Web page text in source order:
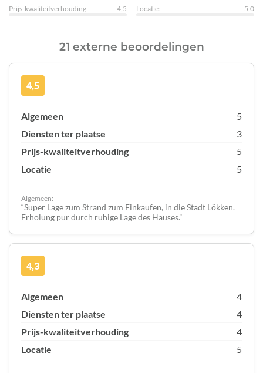
Prijs-kwaliteitverhouding:
4,5 Locatie: 5,0
21 externe beoordelingen
4,5
Algemeen
5
Diensten ter plaatse
3
Prijs-kwaliteitverhouding
5
Locatie
5
Algemeen:
Super Lage zum Strand zum Einkaufen, in die Stadt Lökken.
Erholung pur durch ruhige Lage des Hauses.
4,3
Algemeen
4
Diensten ter plaatse
4
Prijs-kwaliteitverhouding
4
Locatie
5